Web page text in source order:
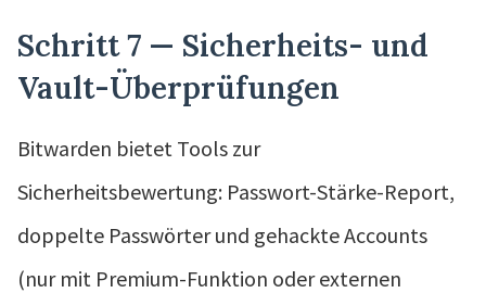
Schritt 7 — Sicherheits- und
Vault-Überprüfungen
Bitwarden bietet Tools zur
Sicherheitsbewertung: Passwort-Stärke-Report,
doppelte Passwörter und gehackte Accounts
(nur mit Premium-Funktion oder externen